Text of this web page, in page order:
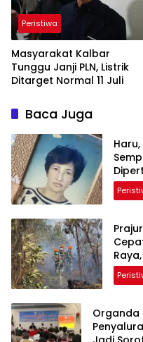
Peristiwa
Masyarakat Kalbar
Tunggu Janji PLN, Listrik
Ditarget Normal 11 Juli
Baca Juga
Organda